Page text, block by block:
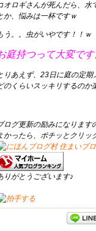
オロギさんが死んだら、水
か、悩みは一杯ですｗ
う。。虫がいやです！！ｗ
庭持つって大変で
りあえず、23日に庭の定
のくらいスッキリするのか
ログ更新の励みになります
かったら、ポチッとクリッ
りがとうございます♪